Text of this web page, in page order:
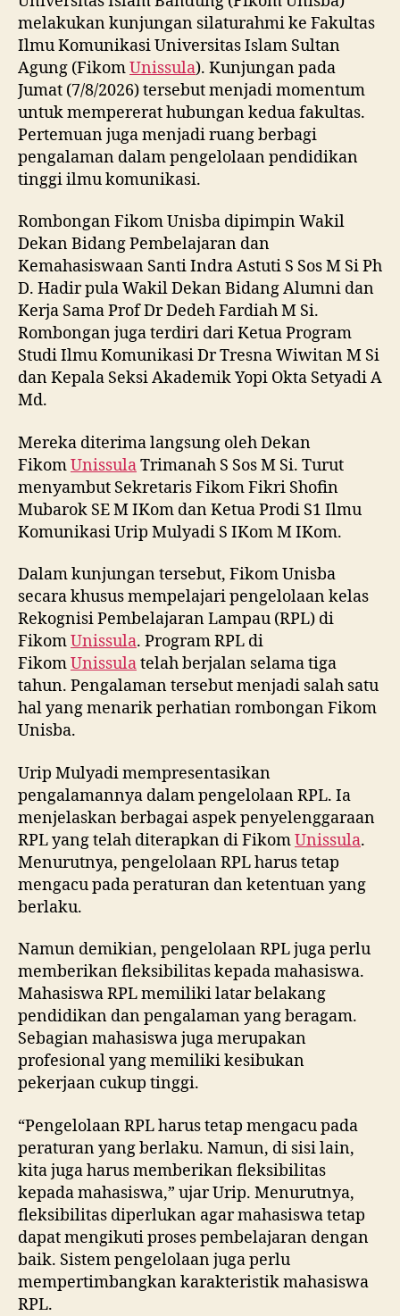
melakukan kunjungan silaturahmi ke Fakultas
Ilmu Komunikasi Universitas Islam Sultan
Agung (FikomUnissula). Kunjungan pada
Jumat (7/8/2026) tersebut menjadi momentum
untuk mempererat hubungan kedua fakultas.
Pertemuan juga menjadi ruang berbagi
pengalaman dalam pengelolaan pendidikan
tinggi ilmu komunikasi.
Rombongan Fikom Unisba dipimpin Wakil
Dekan Bidang Pembelajaran dan
Kemahasiswaan Santi Indra Astuti S Sos M Si Ph
D. Hadir pula Wakil Dekan Bidang Alumni dan
Kerja Sama Prof Dr Dedeh Fardiah M Si.
Rombongan juga terdiri dari Ketua Program
Studi Ilmu Komunikasi Dr Tresna Wiwitan M Si
dan Kepala Seksi Akademik Yopi Okta Setyadi A
Md.
Mereka diterima langsung oleh Dekan
FikomUnissulaTrimanah S Sos M Si. Turut
menyambut Sekretaris Fikom Fikri Shofin
Mubarok SE M IKom dan Ketua Prodi S1 Ilmu
Komunikasi Urip Mulyadi S IKom M IKom.
Dalam kunjungan tersebut, Fikom Unisba
secara khusus mempelajari pengelolaan kelas
Rekognisi Pembelajaran Lampau (RPL) di
FikomUnissula. Program RPL di
FikomUnissulatelah berjalan selama tiga
tahun. Pengalaman tersebut menjadi salah satu
hal yang menarik perhatian rombongan Fikom
Unisba.
Urip Mulyadi mempresentasikan
pengalamannya dalam pengelolaan RPL. Ia
menjelaskan berbagai aspek penyelenggaraan
RPL yang telah diterapkan di FikomUnissula.
Menurutnya, pengelolaan RPL harus tetap
mengacu pada peraturan dan ketentuan yang
berlaku.
Namun demikian, pengelolaan RPL juga perlu
memberikan fleksibilitas kepada mahasiswa.
Mahasiswa RPL memiliki latar belakang
pendidikan dan pengalaman yang beragam.
Sebagian mahasiswa juga merupakan
profesional yang memiliki kesibukan
pekerjaan cukup tinggi.
“Pengelolaan RPL harus tetap mengacu pada
peraturan yang berlaku. Namun, di sisi lain,
kita juga harus memberikan fleksibilitas
kepada mahasiswa,” ujar Urip. Menurutnya,
fleksibilitas diperlukan agar mahasiswa tetap
dapat mengikuti proses pembelajaran dengan
baik. Sistem pengelolaan juga perlu
mempertimbangkan karakteristik mahasiswa
RPL.